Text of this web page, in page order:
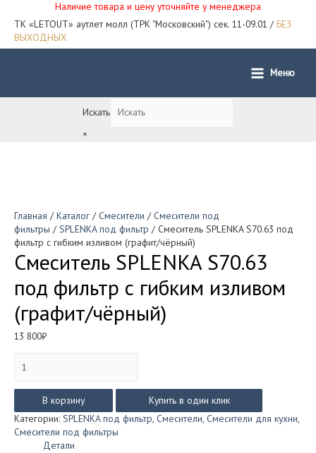
Наличие товара и цену уточняйте у менеджера
ТК «LETOUT» аутлет молл (ТРК "Московский") сек. 11-09.01 / БЕЗ
ВЫХОДНЫХ
Main
Меню
Искать
×
Главная / Каталог / Смесители / Смесители под
фильтры / SPLENKA под фильтр / Смеситель SPLENKA S70.63 под
фильтр с гибким изливом (графит/чёрный)
Смеситель SPLENKA S70.63
под фильтр с гибким изливом
(графит/чёрный)
13 800₽
товара
SPLENKA
S70.63
под
фильтр
В корзину
Купить в один клик
Категории: SPLENKA под фильтр, Смесители, Смесители для кухни,
Смесители под фильтры
Детали